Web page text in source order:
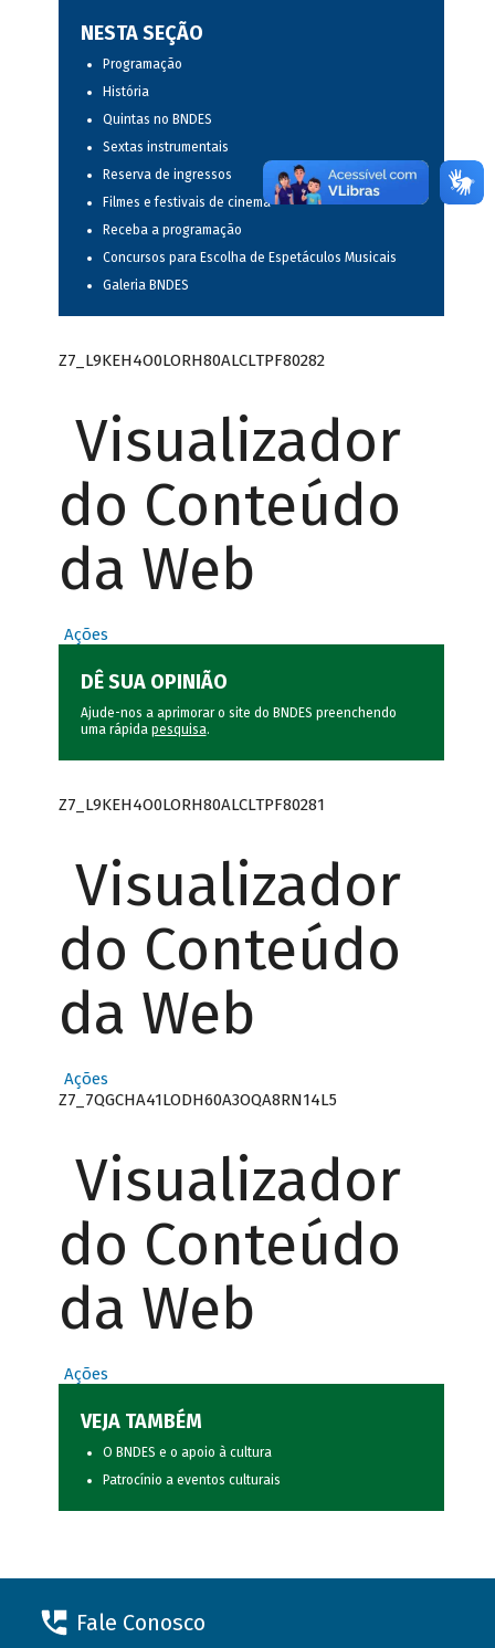
NESTA SEÇÃO
Programação
História
Quintas no BNDES
Sextas instrumentais
Reserva de ingressos
Filmes e festivais de cinema
Receba a programação
Concursos para Escolha de Espetáculos Musicais
Galeria BNDES
Z7_L9KEH4O0LORH80ALCLTPF80282
Visualizador
do Conteúdo
da Web
Ações
DÊ SUA OPINIÃO
Ajude-nos a aprimorar o site do BNDES preenchendo
uma rápida pesquisa.
Z7_L9KEH4O0LORH80ALCLTPF80281
Visualizador
do Conteúdo
da Web
Ações
Z7_7QGCHA41LODH60A3OQA8RN14L5
Visualizador
do Conteúdo
da Web
Ações
VEJA TAMBÉM
O BNDES e o apoio à cultura
Patrocínio a eventos culturais
Fale Conosco